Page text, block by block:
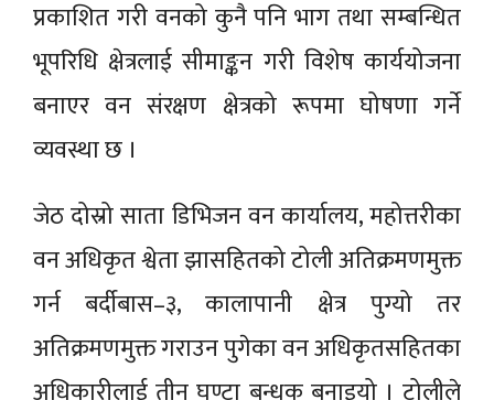
प्रकाशित गरी वनको कुनै पनि भाग तथा सम्बन्धित
भूपरिधि क्षेत्रलाई सीमाङ्कन गरी विशेष कार्ययोजना
बनाएर वन संरक्षण क्षेत्रको रूपमा घोषणा गर्ने
व्यवस्था छ ।
जेठ दोस्रो साता डिभिजन वन कार्यालय, महोत्तरीका
वन अधिकृत श्वेता झासहितको टोली अतिक्रमणमुक्त
गर्न बर्दीबास–३, कालापानी क्षेत्र पुग्यो तर
अतिक्रमणमुक्त गराउन पुगेका वन अधिकृतसहितका